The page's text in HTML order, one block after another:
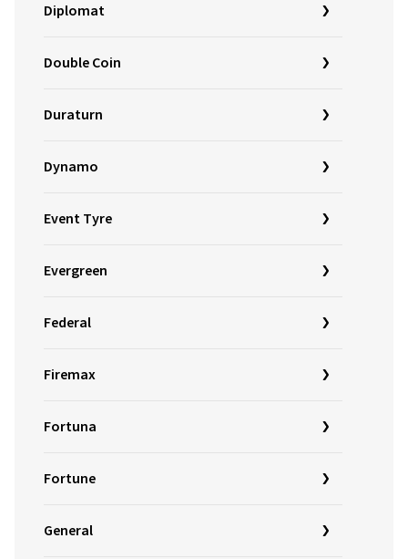
Diplomat
Double Coin
Duraturn
Dynamo
Event Tyre
Evergreen
Federal
Firemax
Fortuna
Fortune
General